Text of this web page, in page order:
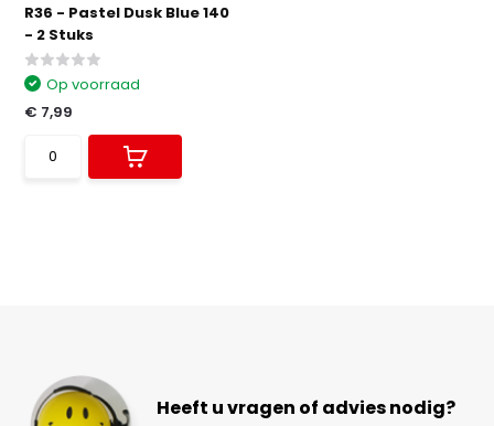
R36 - Pastel Dusk Blue 140
- 2 Stuks
Op voorraad
€ 7,99
Heeft u vragen of advies nodig?